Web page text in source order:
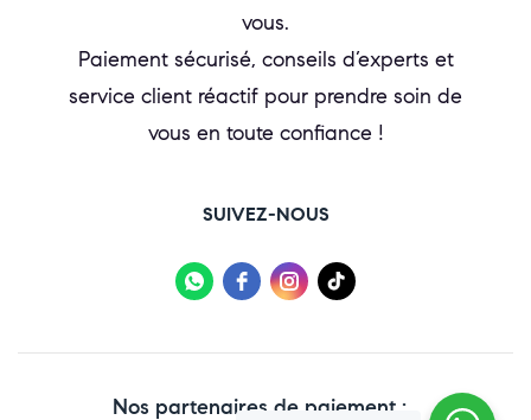
vous.
Paiement sécurisé, conseils d’experts et
service client réactif pour prendre soin de
vous en toute confiance !
SUIVEZ-NOUS
Nos partenaires de paiement :